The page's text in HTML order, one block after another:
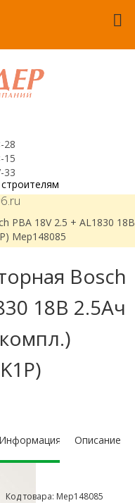
28
15
33
PBA 18V 2.5 + AL1830 18В
Мер148085
Bosch
18В 2.5Ач
Информация Описание
Код товара: Мер148085